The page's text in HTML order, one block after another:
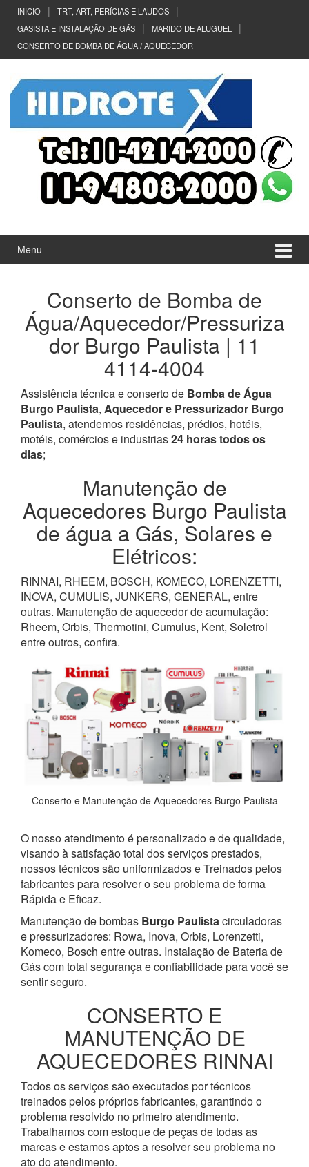
Conteúdo
Pular
menu
principal
INICIO
TRT, ART, PERÍCIAS E LAUDOS
GASISTA E INSTALAÇÃO DE GÁS
MARIDO DE ALUGUEL
CONSERTO DE BOMBA DE ÁGUA / AQUECEDOR
Menu
Conserto de Bomba de
Água/Aquecedor/Pressuriza
dor Burgo Paulista | 11
4114-4004
Assistência técnica e conserto de Bomba de Água
Burgo Paulista, Aquecedor e Pressurizador Burgo
Paulista, atendemos residências, prédios, hotéis,
motéis, comércios e industrias24 horas todos os
dias;
Manutenção de
Aquecedores Burgo Paulista
de água a Gás, Solares e
Elétricos:
RINNAI, RHEEM, BOSCH, KOMECO, LORENZETTI,
INOVA, CUMULIS, JUNKERS, GENERAL, entre
outras. Manutenção de aquecedor de acumulação:
Rheem, Orbis, Thermotini, Cumulus, Kent, Soletrol
entre outros, confira.
Conserto e Manutenção de Aquecedores Burgo Paulista
O nosso atendimento é personalizado e de qualidade,
visando à satisfação total dos serviços prestados,
nossos técnicos são uniformizados e Treinados pelos
fabricantes para resolver o seu problema de forma
Rápida e Eficaz.
Manutenção de bombas Burgo Paulistacirculadoras
e pressurizadores: Rowa, Inova, Orbis, Lorenzetti,
Komeco, Bosch entre outras. Instalação de Bateria de
Gás com total segurança e confiabilidade para você se
sentir seguro.
CONSERTO E
MANUTENÇÃO DE
AQUECEDORES RINNAI
Todos os serviços são executados por técnicos
treinados pelos próprios fabricantes, garantindo o
problema resolvido no primeiro atendimento.
Trabalhamos com estoque de peças de todas as
marcas e estamos aptos a resolver seu problema no
ato do atendimento.